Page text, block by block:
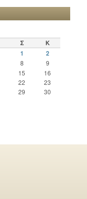
Σ
Κ
1
2
8
9
15
16
22
23
29
30